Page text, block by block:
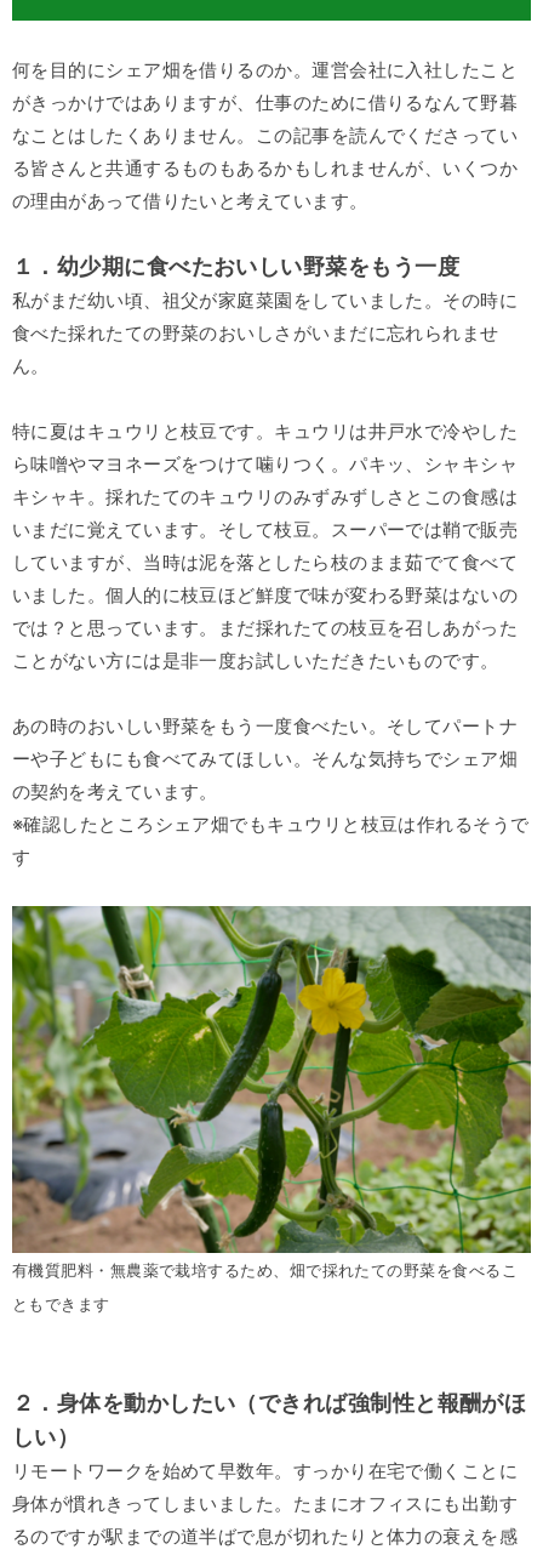
何を目的にシェア畑を借りるのか。運営会社に入社したこと
がきっかけではありますが、仕事のために借りるなんて野暮
なことはしたくありません。この記事を読んでくださってい
る皆さんと共通するものもあるかもしれませんが、いくつか
の理由があって借りたいと考えています。
１．幼少期に食べたおいしい野菜をもう一度
私がまだ幼い頃、祖父が家庭菜園をしていました。その時に
食べた採れたての野菜のおいしさがいまだに忘れられませ
ん。
特に夏はキュウリと枝豆です。キュウリは井戸水で冷やした
ら味噌やマヨネーズをつけて噛りつく。パキッ、シャキシャ
キシャキ。採れたてのキュウリのみずみずしさとこの食感は
いまだに覚えています。そして枝豆。スーパーでは鞘で販売
していますが、当時は泥を落としたら枝のまま茹でて食べて
いました。個人的に枝豆ほど鮮度で味が変わる野菜はないの
では？と思っています。まだ採れたての枝豆を召しあがった
ことがない方には是非一度お試しいただきたいものです。
あの時のおいしい野菜をもう一度食べたい。そしてパートナ
ーや子どもにも食べてみてほしい。そんな気持ちでシェア畑
の契約を考えています。
※確認したところシェア畑でもキュウリと枝豆は作れるそうで
す
有機質肥料・無農薬で栽培するため、畑で採れたての野菜を食べるこ
ともできます
２．身体を動かしたい（できれば強制性と報酬がほ
しい）
リモートワークを始めて早数年。すっかり在宅で働くことに
身体が慣れきってしまいました。たまにオフィスにも出勤す
るのですが駅までの道半ばで息が切れたりと体力の衰えを感